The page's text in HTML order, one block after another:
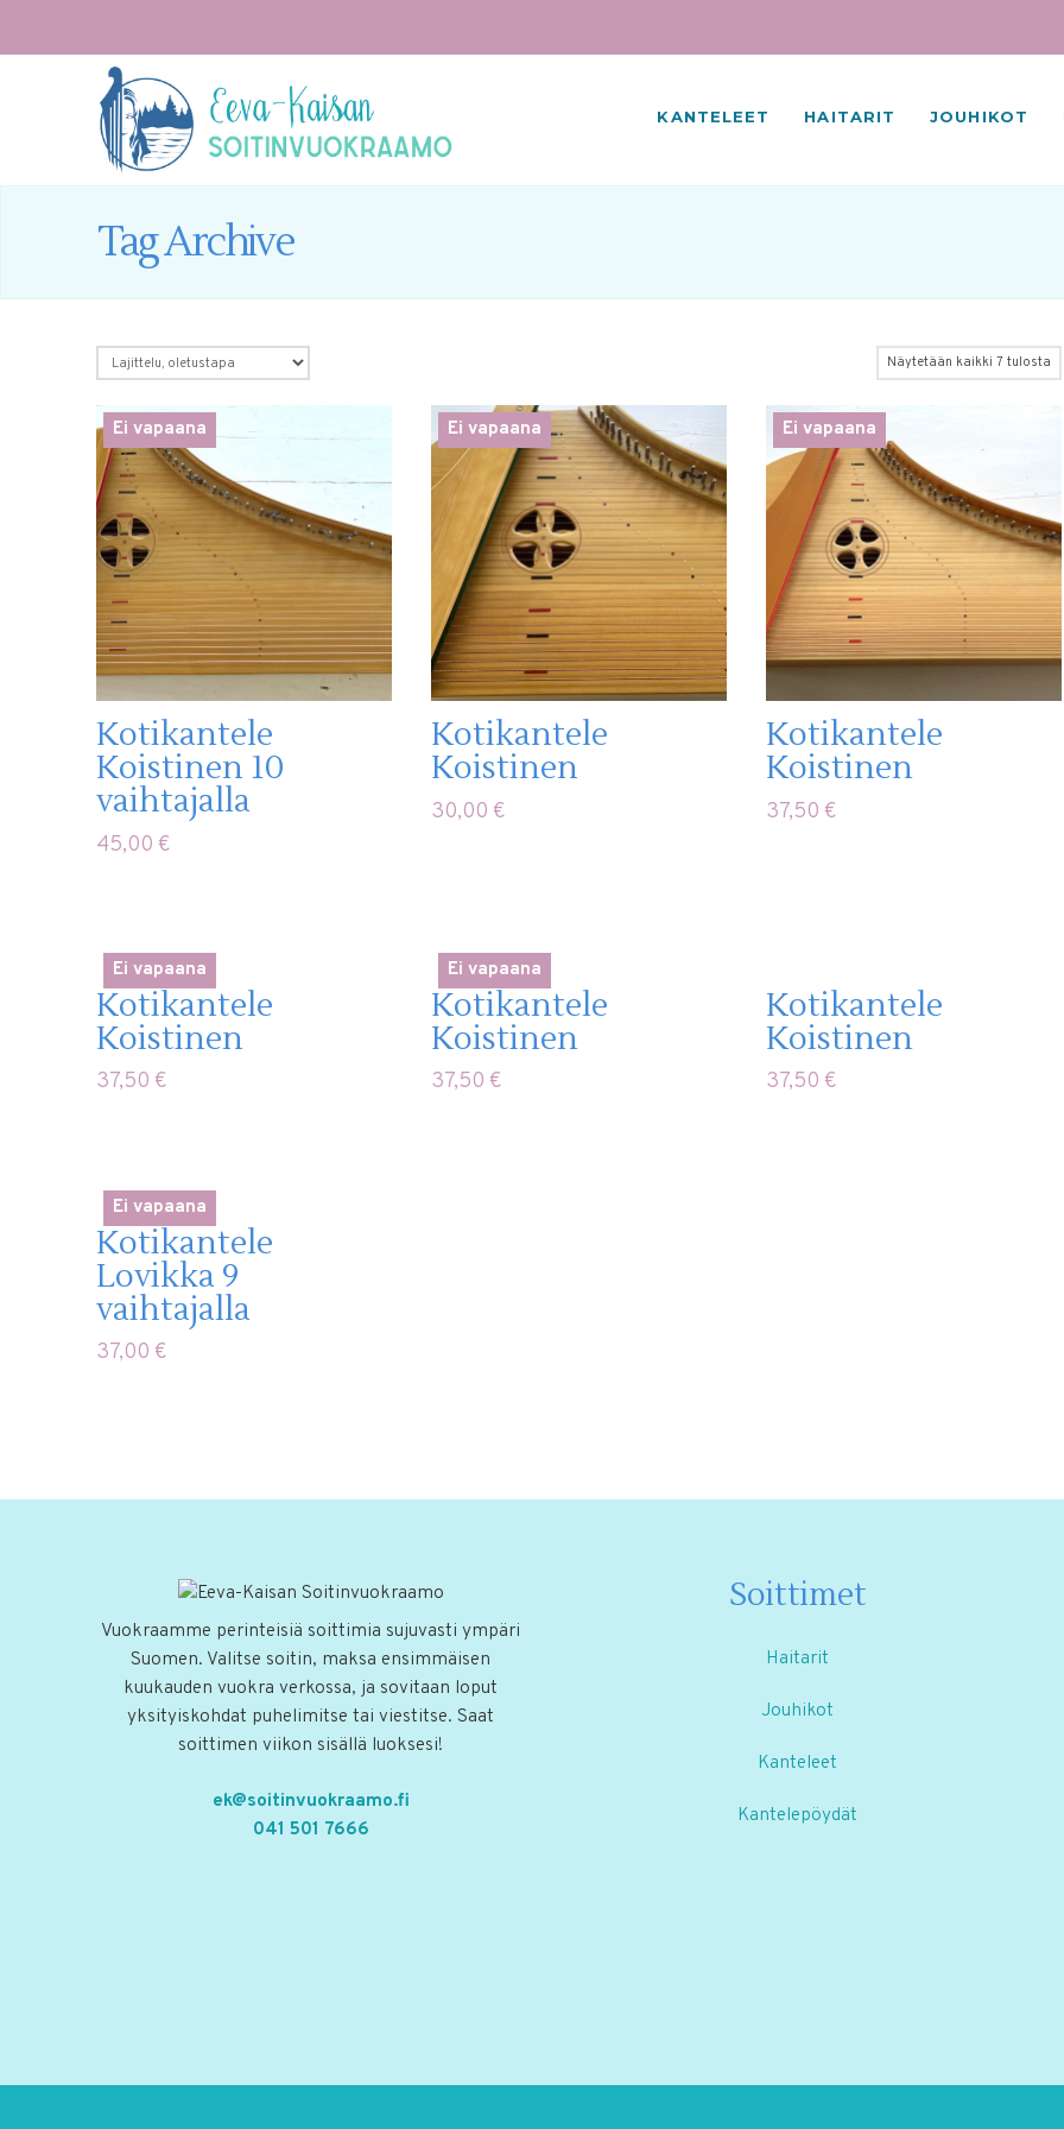
KANTELEET HAITARIT JOUHIKOT
Tag Archive
Näytetään kaikki 7 tulosta
Ei vapaana
Kotikantele
Koistinen 10
vaihtajalla
45,00 €
Ei vapaana
Kotikantele
Koistinen
30,00 €
Ei vapaana
Kotikantele
Koistinen
37,50 €
Ei vapaana
Kotikantele
Koistinen
37,50 €
Ei vapaana
Kotikantele
Koistinen
37,50 €
Kotikantele
Koistinen
37,50 €
Ei vapaana
Kotikantele
Lovikka 9
vaihtajalla
37,00 €
Vuokraamme perinteisiä soittimia sujuvasti ympäri
Suomen. Valitse soitin, maksa ensimmäisen
kuukauden vuokra verkossa, ja sovitaan loput
yksityiskohdat puhelimitse tai viestitse. Saat
soittimen viikon sisällä luoksesi!
ek@soitinvuokraamo.fi
041 501 7666
Soittimet
Haitarit
Jouhikot
Kanteleet
Kantelepöydät